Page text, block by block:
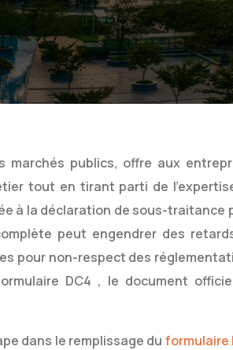
publics, offre aux
tout en tirant parti de
à la déclaration de sous-traitance
peut engendrer des
pour non-respect des
DC4 , le document
dans le remplissage du formulaire